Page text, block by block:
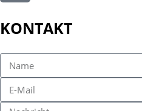
KONTAKT